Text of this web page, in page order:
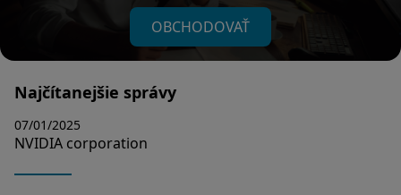
OBCHODOVAŤ
Najčítanejšie správy
07/01/2025
NVIDIA corporation